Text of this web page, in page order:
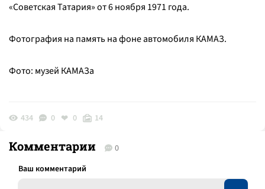
«Советская Татария» от 6 ноября 1971 года.
Фотография на память на фоне автомобиля КАМАЗ.
Фото: музей КАМАЗа
434 0 0 14
Комментарии 0